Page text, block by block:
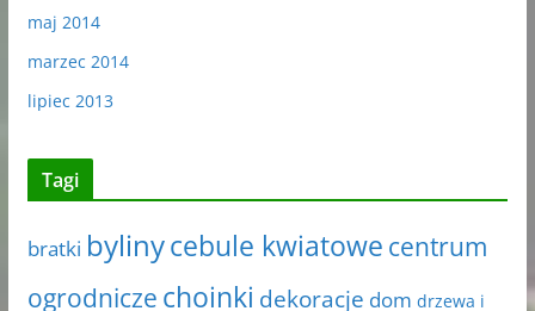
maj 2014
marzec 2014
lipiec 2013
Tagi
bratki bylinycebule kwiatowe centrum
ogrodnicze choinki dekoracje dom drzewa i